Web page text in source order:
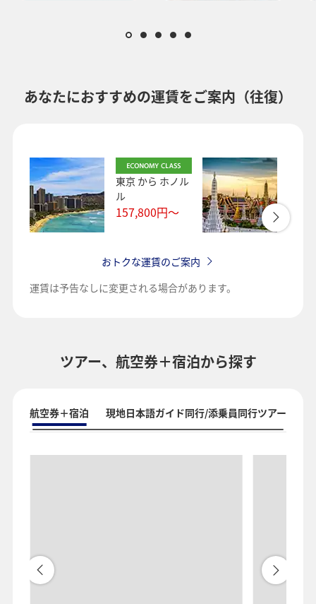
あなたにおすすめの運賃をご案内（往復）
東京 から ホノル
ル
157,800円～
おトクな運賃のご案内
運賃は予告なしに変更される場合があります。
ツアー、航空券＋宿泊から探す
航空券＋宿泊 現地日本語ガイド同行/添乗員同行ツアー